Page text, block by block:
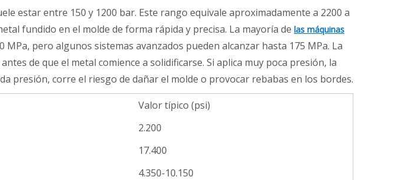
estar entre 150 y 1200 bar. Este rango equivale aproximadamente a 2200 a
fundido en el molde de forma rápida y precisa. La mayoría de las máquinas
pero algunos sistemas avanzados pueden alcanzar hasta 175 MPa. La
de que el metal comience a solidificarse. Si aplica muy poca presión, la
presión, corre el riesgo de dañar el molde o provocar rebabas en los bordes.
Valor típico (psi)
2.200
17.400
4.350-10.150